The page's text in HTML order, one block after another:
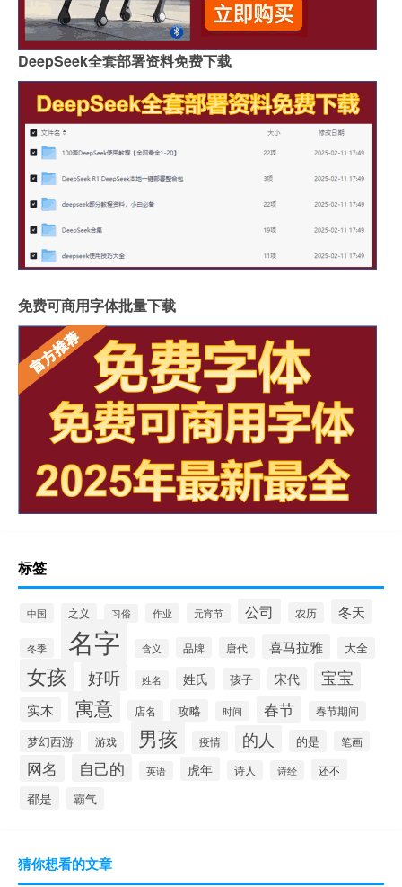
DeepSeek全套部署资料免费下载
免费可商用字体批量下载
标签
中国 之义 习俗 作业 元宵节 公司 农历 冬天
冬季 名字 含义 品牌 唐代 喜马拉雅 大全
女孩 好听 姓名 姓氏 孩子 宋代 宝宝
实木 寓意 店名 攻略 时间 春节 春节期间
梦幻西游 游戏 男孩 疫情 的人 的是 笔画
网名 自己的 英语 虎年 诗人 诗经 还不
都是 霸气
猜你想看的文章